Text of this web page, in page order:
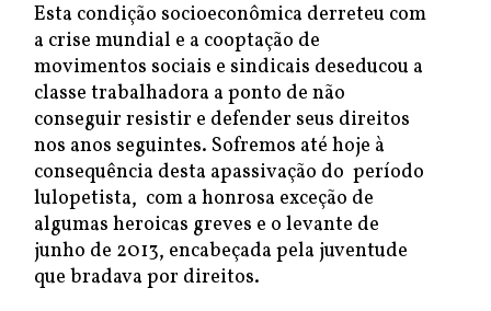
Esta condição socioeconômica derreteu com
a crise mundial e a cooptação de
movimentos sociais e sindicais deseducou a
classe trabalhadora a ponto de não
conseguir resistir e defender seus direitos
nos anos seguintes. Sofremos até hoje à
consequência desta apassivação do período
lulopetista, com a honrosa exceção de
algumas heroicas greves e o levante de
junho de 2013, encabeçada pela juventude
que bradava por direitos.